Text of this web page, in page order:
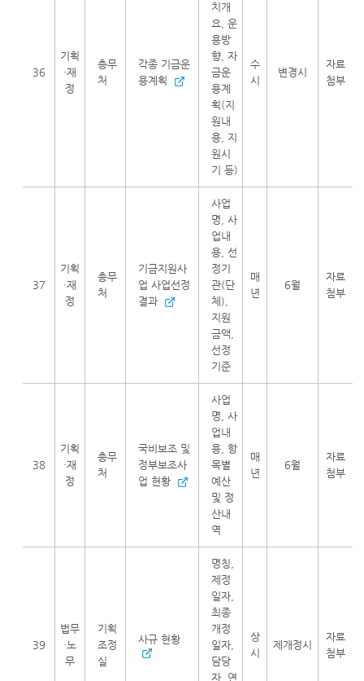
36
기획
·재
정
총무
처
각종 기금운
용계획
치개
요, 운
용방
향, 자
금운
용계
획(지
원내
용, 지
원시
기 등)
수
시
변경시
자료
첨부
37
기획
·재
정
총무
처
기금지원사
업 사업선정
결과
사업
명, 사
업내
용, 선
정기
관(단
체),
지원
금액,
선정
기준
매
년
6월
자료
첨부
38
기획
·재
정
총무
처
국비보조 및
정부보조사
업 현황
사업
명, 사
업내
용, 항
목별
예산
및 정
산내
역
매
년
6월
자료
첨부
39
법무
·노
무
기획
조정
실
사규 현황
명칭,
제정
일자,
최종
개정
일자,
담당
자, 연
상
시
제개정시
자료
첨부